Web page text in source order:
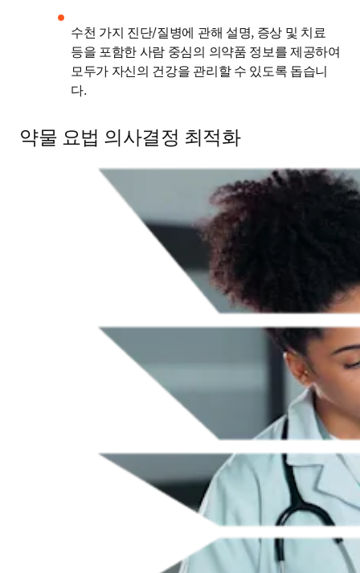
수천 가지 진단/질병에 관해 설명, 증상 및 치료
등을 포함한 사람 중심의 의약품 정보를 제공하여
모두가 자신의 건강을 관리할 수 있도록 돕습니
다.
약물 요법 의사결정 최적화